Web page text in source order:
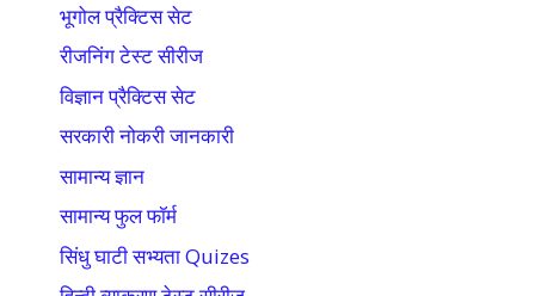
भूगोल प्रैक्टिस सेट
रीजनिंग टेस्ट सीरीज
विज्ञान प्रैक्टिस सेट
सरकारी नोकरी जानकारी
सामान्य ज्ञान
सामान्य फुल फॉर्म
सिंधु घाटी सभ्यता Quizes